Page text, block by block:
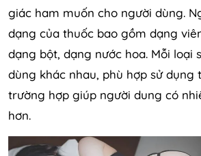
giác ham muốn cho người dùng.
dạng của thuốc bao gồm dạng
dạng bột, dạng nước hoa. Mỗi loại
dùng khác nhau, phù hợp sử dụng
trường hợp giúp người dung có
hơn.